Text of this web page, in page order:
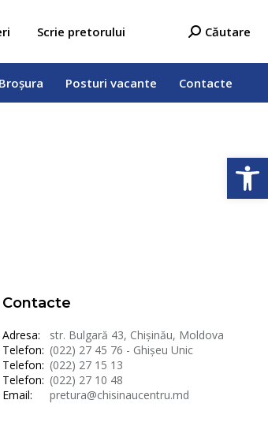
Scrie pretorului Search:
Căutare
Broșura Posturi vacante Contacte
Contacte
Adresa:
str. Bulgară 43, Chișinău, Moldova
Telefon: (022) 27 45 76 - Ghișeu Unic
Telefon: (022) 27 15 13
Telefon: (022) 27 10 48
Email:
pretura@chisinaucentru.md
Broșura Posturi vacante Contacte